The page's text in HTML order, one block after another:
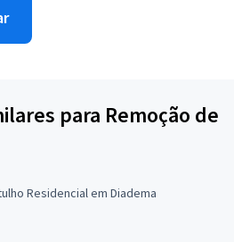
para Remoção de
Residencial em Diadema